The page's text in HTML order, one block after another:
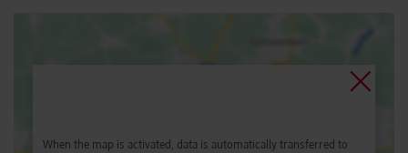
When the map is activated, data is automatically transferred to